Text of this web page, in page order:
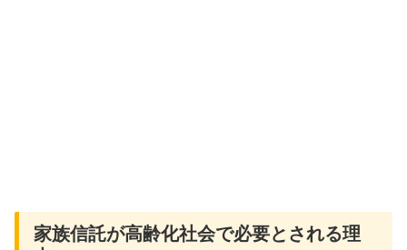
家族信託が高齢化社会で必要とされる理